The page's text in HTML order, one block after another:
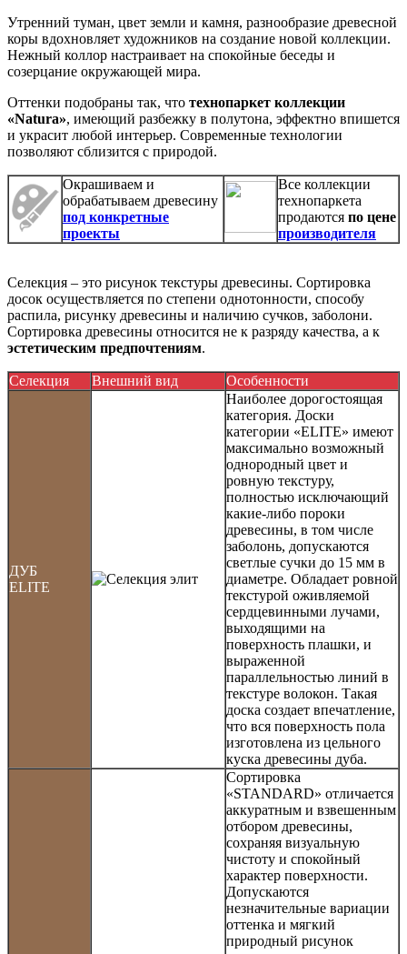
Утренний туман, цвет земли и камня, разнообразие древесной
коры вдохновляет художников на создание новой коллекции.
Нежный коллор настраивает на спокойные беседы и
созерцание окружающей мира.
Оттенки подобраны так, что технопаркет коллекции
«Natura», имеющий разбежку в полутона, эффектно впишется
и украсит любой интерьер. Современные технологии
позволяют сблизится с природой.
Окрашиваем и
обрабатываем древесину
под конкретные
проекты
Все коллекции
технопаркета
продаются по цене
производителя
Селекция – это рисунок текстуры древесины. Сортировка
досок осуществляется по степени однотонности, способу
распила, рисунку древесины и наличию сучков, заболони.
Сортировка древесины относится не к разряду качества, а к
эстетическим предпочтениям.
Селекция Внешний вид Особенности
ДУБ
ELITE
Наиболее дорогостоящая
категория. Доски
категории «ELITE» имеют
максимально возможный
однородный цвет и
ровную текстуру,
полностью исключающий
какие-либо пороки
древесины, в том числе
заболонь, допускаются
светлые сучки до 15 мм в
диаметре. Обладает ровной
текстурой оживляемой
сердцевинными лучами,
выходящими на
поверхность плашки, и
выраженной
параллельностью линий в
текстуре волокон. Такая
доска создает впечатление,
что вся поверхность пола
изготовлена из цельного
куска древесины дуба.
Сортировка
«STANDARD» отличается
аккуратным и взвешенным
отбором древесины,
сохраняя визуальную
чистоту и спокойный
характер поверхности.
Допускаются
незначительные вариации
оттенка и мягкий
природный рисунок